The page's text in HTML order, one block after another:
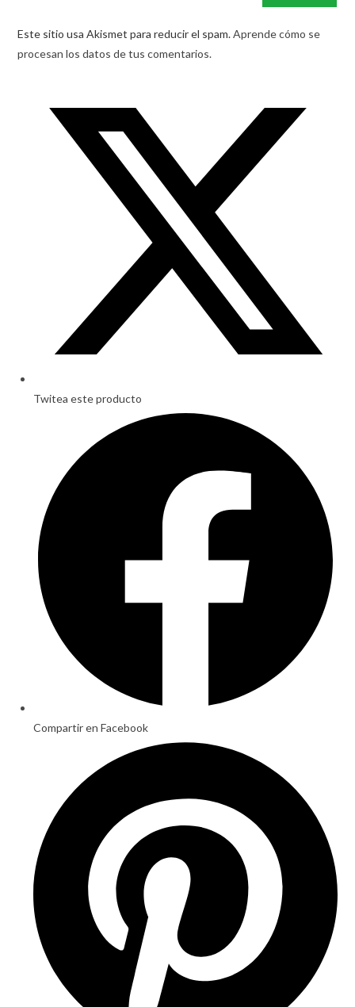
Este sitio usa Akismet para reducir el spam.Aprende cómo se
procesan los datos de tus comentarios.
Twitea este producto
window
Compartir en Facebook
window